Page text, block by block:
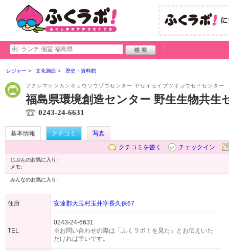
レジャー 文化施設 歴史・資料館
フクシマケンカンキョウソウゾウセンター ヤセイセイブツキョウセイセンター
福島県環境創造センター 野生生物共生
0243-24-6631
基本情報 クチコミ
写真
クチコミを書く
チェックイン
じぶんのお気に入り:
メモ:
みんなのお気に入り:
住所 安達郡大玉村玉井字長久保67
TEL
0243-24-6631
※お問い合わせの際は「ふくラボ！を見た」とお伝えいた
だければ幸いです。